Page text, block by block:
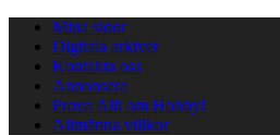
Mina sidor
Digitala arkivet
Kontakta oss
Annonsera
Prova Allt om Hobby!
Allmänna villkor